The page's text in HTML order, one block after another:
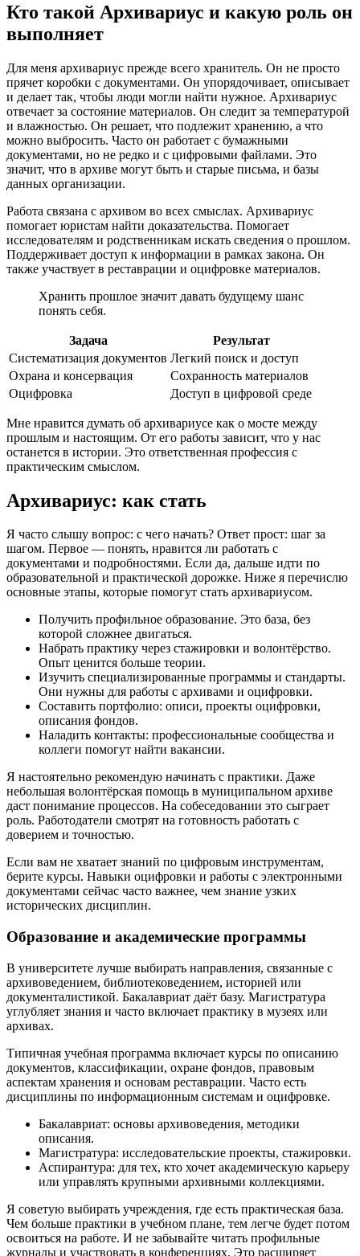
Кто такой Архивариус и какую роль он
выполняет
Для меня архивариус прежде всего хранитель. Он не просто
прячет коробки с документами. Он упорядочивает, описывает
и делает так, чтобы люди могли найти нужное. Архивариус
отвечает за состояние материалов. Он следит за температурой
и влажностью. Он решает, что подлежит хранению, а что
можно выбросить. Часто он работает с бумажными
документами, но не редко и с цифровыми файлами. Это
значит, что в архиве могут быть и старые письма, и базы
данных организации.
Работа связана с архивом во всех смыслах. Архивариус
помогает юристам найти доказательства. Помогает
исследователям и родственникам искать сведения о прошлом.
Поддерживает доступ к информации в рамках закона. Он
также участвует в реставрации и оцифровке материалов.
Хранить прошлое значит давать будущему шанс
понять себя.
Задача
Результат
Систематизация документов Легкий поиск и доступ
Охрана и консервация
Сохранность материалов
Оцифровка
Доступ в цифровой среде
Мне нравится думать об архивариусе как о мосте между
прошлым и настоящим. От его работы зависит, что у нас
останется в истории. Это ответственная профессия с
практическим смыслом.
Архивариус: как стать
Я часто слышу вопрос: с чего начать? Ответ прост: шаг за
шагом. Первое — понять, нравится ли работать с
документами и подробностями. Если да, дальше идти по
образовательной и практической дорожке. Ниже я перечислю
основные этапы, которые помогут стать архивариусом.
Получить профильное образование. Это база, без
которой сложнее двигаться.
Набрать практику через стажировки и волонтёрство.
Опыт ценится больше теории.
Изучить специализированные программы и стандарты.
Они нужны для работы с архивами и оцифровки.
Составить портфолио: описи, проекты оцифровки,
описания фондов.
Наладить контакты: профессиональные сообщества и
коллеги помогут найти вакансии.
Я настоятельно рекомендую начинать с практики. Даже
небольшая волонтёрская помощь в муниципальном архиве
даст понимание процессов. На собеседовании это сыграет
роль. Работодатели смотрят на готовность работать с
доверием и точностью.
Если вам не хватает знаний по цифровым инструментам,
берите курсы. Навыки оцифровки и работы с электронными
документами сейчас часто важнее, чем знание узких
исторических дисциплин.
Образование и академические программы
В университете лучше выбирать направления, связанные с
архивоведением, библиотековедением, историей или
документалистикой. Бакалавриат даёт базу. Магистратура
углубляет знания и часто включает практику в музеях или
архивах.
Типичная учебная программа включает курсы по описанию
документов, классификации, охране фондов, правовым
аспектам хранения и основам реставрации. Часто есть
дисциплины по информационным системам и оцифровке.
Бакалавриат: основы архивоведения, методики
описания.
Магистратура: исследовательские проекты, стажировки.
Аспирантура: для тех, кто хочет академическую карьеру
или управлять крупными архивными коллекциями.
Я советую выбирать учреждения, где есть практическая база.
Чем больше практики в учебном плане, тем легче будет потом
освоиться на работе. И не забывайте читать профильные
журналы и участвовать в конференциях. Это расширяет